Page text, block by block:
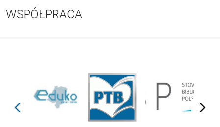
WSPÓŁPRACA
next